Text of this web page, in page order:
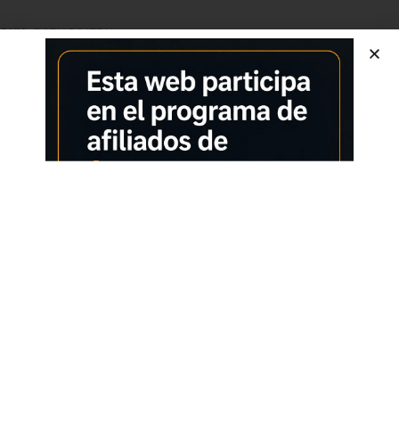
SKU:B0DXQ147DH
CATEGORÍA:PORTÁTILES
ACER
Características adicionales
Calidad superior
Pago seguro
Satisfacción garantizada